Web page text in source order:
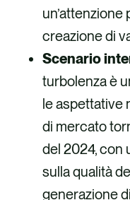
un’attenzione
creazione di
Scenario
turbolenza è
le aspettative
di mercato
del 2024, con
sulla qualità
generazione